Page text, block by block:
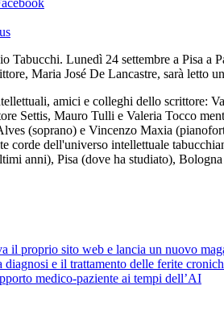
Tabucchi. Lunedì 24 settembre a Pisa
Maria José De Lancastre, sarà
amici e colleghi dello scrittore:
Settis, Mauro Tulli e Valeria Tocco
(soprano) e Vincenzo Maxia
corde dell'universo intellettuale
anni), Pisa (dove ha studiato),
il proprio sito web e lancia un nuovo
e il trattamento delle ferite
medico-paziente ai tempi dell’AI